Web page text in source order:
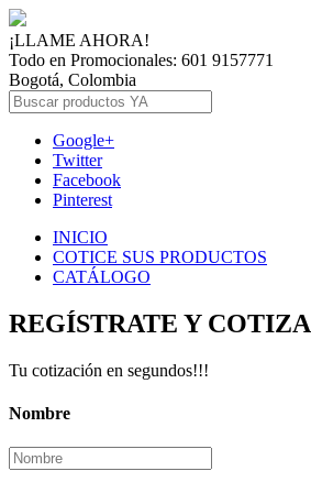
¡LLAME AHORA!
Todo en Promocionales: 601 9157771
Bogotá, Colombia
Google+
Twitter
Facebook
Pinterest
INICIO
COTICE SUS PRODUCTOS
CATÁLOGO
REGÍSTRATE Y COTIZA
Tu cotización en segundos!!!
Nombre